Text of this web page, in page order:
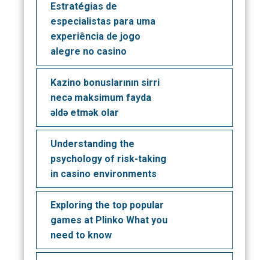
Estratégias de
especialistas para uma
experiência de jogo
alegre no casino
Kazino bonuslarının sirri
necə maksimum fayda
əldə etmək olar
Understanding the
psychology of risk-taking
in casino environments
Exploring the top popular
games at Plinko What you
need to know